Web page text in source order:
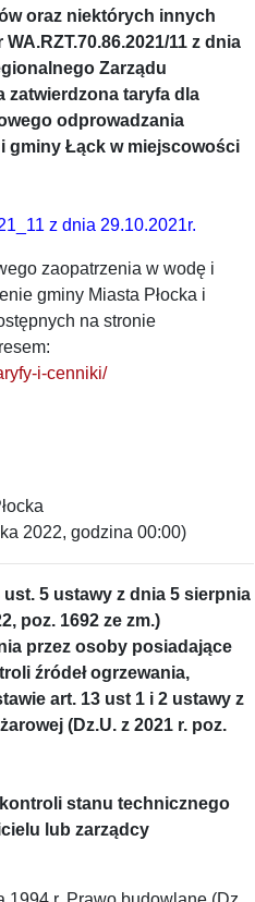
oraz niektórych innych
11 z dnia
Zarządu
zatwierdzona taryfa dla
odprowadzania
gminy Łąck w miejscowości
z dnia 29.10.2021r.
zaopatrzenia w wodę i
gminy Miasta Płocka i
na stronie
i-cenniki/
2022, godzina 00:00)
ust. 5 ustawy z dnia 5 sierpnia
poz. 1692 ze zm.)
przez osoby posiadające
źródeł ogrzewania,
art. 13 ust 1 i 2 ustawy z
(Dz.U. z 2021 r. poz.
stanu technicznego
lub zarządcy